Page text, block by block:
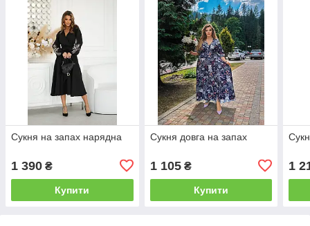
Сукня на запах нарядна
1 390 ₴
Купити
Сукня довга на запах
1 105₴
Купити
1